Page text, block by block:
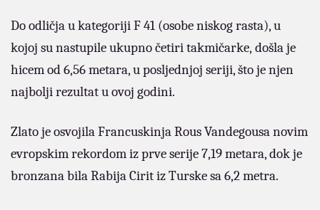
Do odličja u kategoriji F 41 (osobe niskog rasta), u
kojoj su nastupile ukupno četiri takmičarke, došla je
hicem od 6,56 metara, u posljednjoj seriji, što je njen
najbolji rezultat u ovoj godini.
Zlato je osvojila Francuskinja Rous Vandegousa novim
evropskim rekordom iz prve serije 7,19 metara, dok je
bronzana bila Rabija Cirit iz Turske sa 6,2 metra.